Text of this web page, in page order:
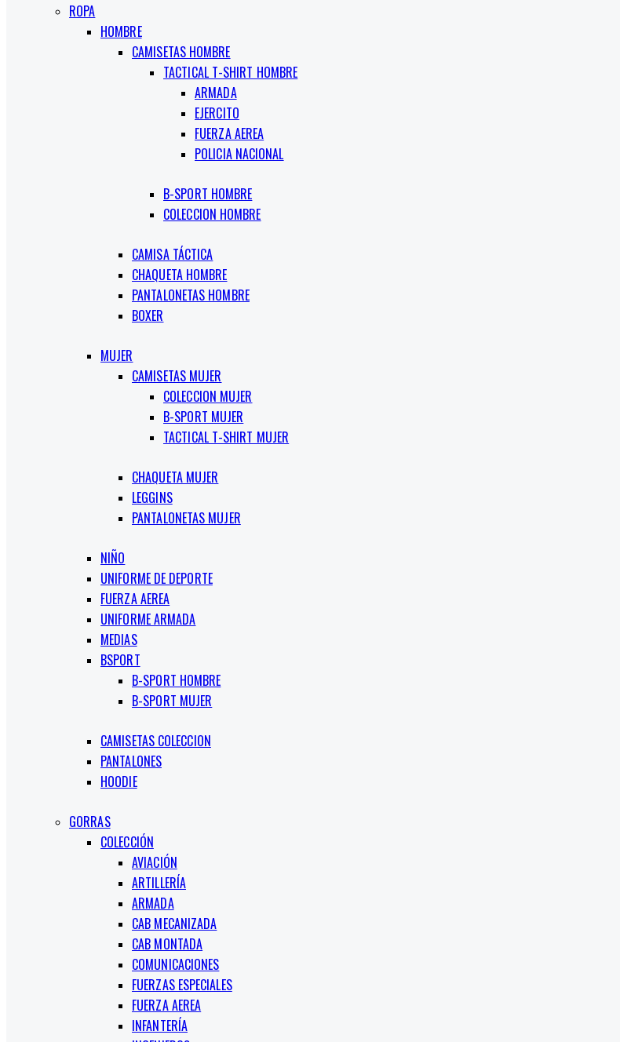
ROPA
HOMBRE
CAMISETAS HOMBRE
TACTICAL T-SHIRT HOMBRE
ARMADA
EJERCITO
FUERZA AEREA
POLICIA NACIONAL
B-SPORT HOMBRE
COLECCION HOMBRE
CAMISA TÁCTICA
CHAQUETA HOMBRE
PANTALONETAS HOMBRE
BOXER
MUJER
CAMISETAS MUJER
COLECCION MUJER
B-SPORT MUJER
TACTICAL T-SHIRT MUJER
CHAQUETA MUJER
LEGGINS
PANTALONETAS MUJER
NIÑO
UNIFORME DE DEPORTE
FUERZA AEREA
UNIFORME ARMADA
MEDIAS
BSPORT
B-SPORT HOMBRE
B-SPORT MUJER
CAMISETAS COLECCION
PANTALONES
HOODIE
GORRAS
COLECCIÓN
AVIACIÓN
ARTILLERÍA
ARMADA
CAB MECANIZADA
CAB MONTADA
COMUNICACIONES
FUERZAS ESPECIALES
FUERZA AEREA
INFANTERÍA